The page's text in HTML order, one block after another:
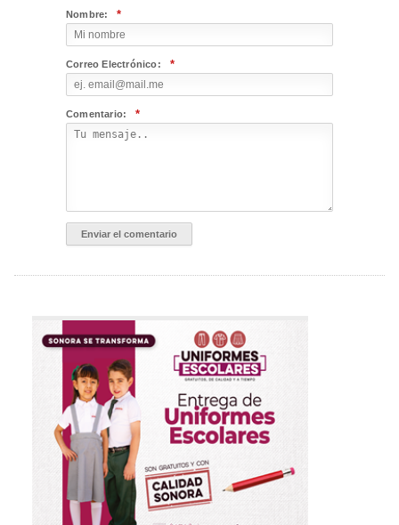
Nombre: *
Correo Electrónico: *
Comentario: *